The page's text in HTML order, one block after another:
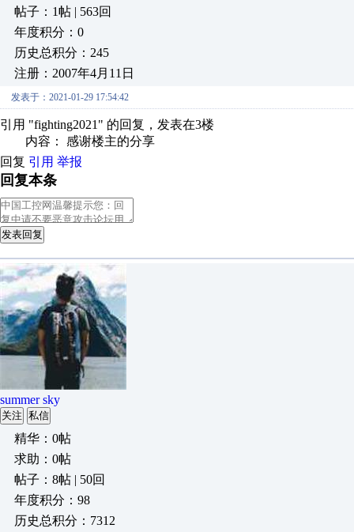
帖子：1帖 | 563回
年度积分：0
历史总积分：245
注册：2007年4月11日
发表于：2021-01-29 17:54:42
引用 "fighting2021" 的回复，发表在3楼
内容： 感谢楼主的分享
回复 引用 举报
回复本条
发表回复
summer sky
关注 私信
精华：0帖
求助：0帖
帖子：8帖 | 50回
年度积分：98
历史总积分：7312